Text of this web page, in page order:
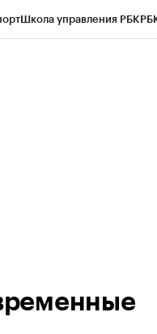
Школа управления РБК